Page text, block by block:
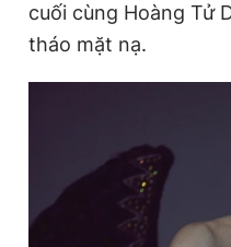
Đọc Thanh Niên trên
cuối cùng Hoàng Tử
tháo mặt nạ.